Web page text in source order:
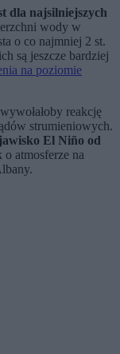
dla najsilniejszych
wody w
o co najmniej 2 st.
są jeszcze bardziej
na poziomie
reakcję
strumieniowych.
El Niño od
atmosferze na